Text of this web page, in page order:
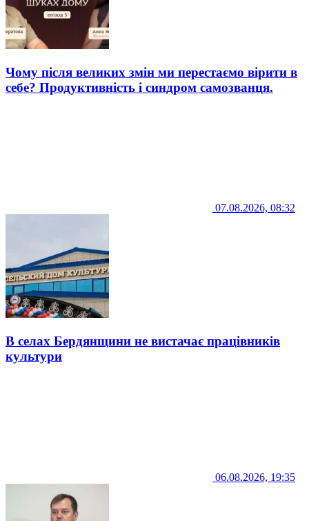
Чому після великих змін ми перестаємо вірити в
себе? Продуктивність і синдром самозванця.
07.08.2026, 08:32
В селах Бердянщини не вистачає працівників
культури
06.08.2026, 19:35